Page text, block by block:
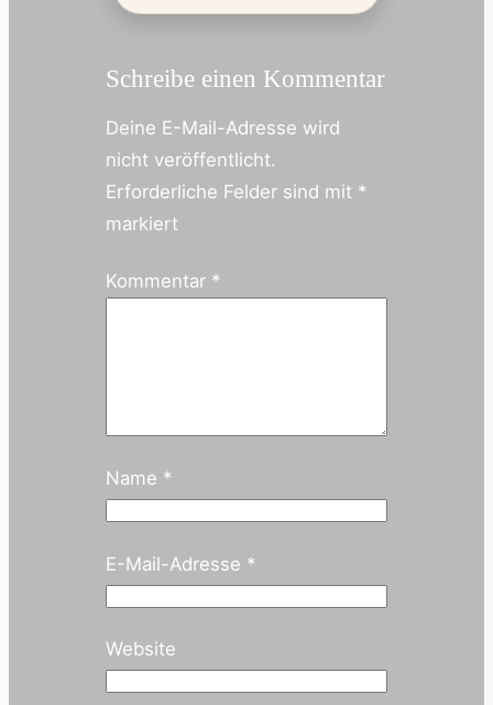
Schreibe einen Kommentar
Deine E-Mail-Adresse wird
nicht veröffentlicht.
Erforderliche Felder sind mit *
markiert
Kommentar *
Name *
E-Mail-Adresse *
Website